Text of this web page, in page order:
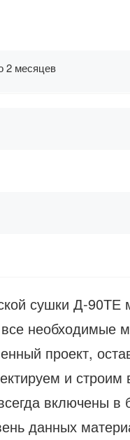
2 месяцев
сушки Д-
необходимые
проект,
и
включены в
данных